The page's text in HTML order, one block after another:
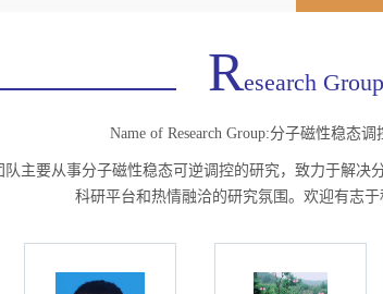
REsearch Group
Name of Research Group:分子磁性稳态
队主要从事分子磁性稳态可逆调控的研究，致力于解
科研平台和热情融洽的研究氛围。欢迎有志于